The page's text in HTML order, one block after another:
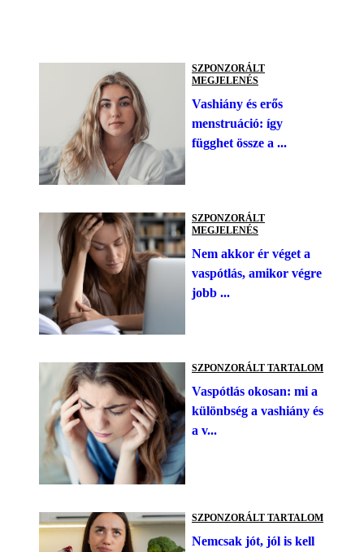
SZPONZORÁLT
MEGJELENÉS
Vashiány és erős
menstruáció: így
függhet össze a ...
SZPONZORÁLT
MEGJELENÉS
Nem akkor ér véget a
vaspótlás, amikor végre
jobb ...
SZPONZORÁLT TARTALOM
Vaspótlás okosan: mi a
különbség a vashiány és
a v...
SZPONZORÁLT TARTALOM
Nemcsak jót, jól is kell